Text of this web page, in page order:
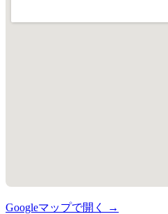
Googleマップで開く →